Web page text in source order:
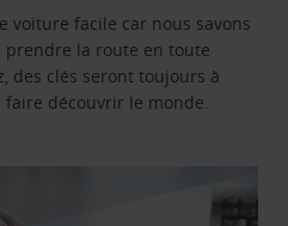
voiture facile car nous savons
la route en toute
des clés seront toujours à
découvrir le monde.